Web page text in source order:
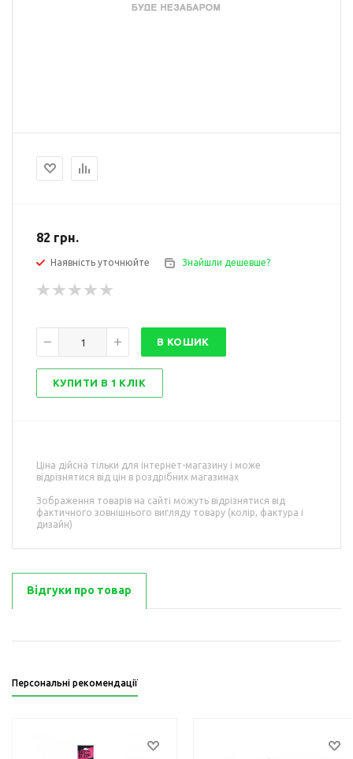
82 грн.
Наявність уточнюйте Знайшли дешевше?
В КОШИК
КУПИТИ В 1 КЛІК
Ціна дійсна тільки для інтернет-магазину і може
відрізнятися від цін в роздрібних магазинах
Зображення товарів на сайті можуть відрізнятися від
фактичного зовнішнього вигляду товару (колір, фактура і
дизайн)
Відгуки про товар
Персональні рекомендації